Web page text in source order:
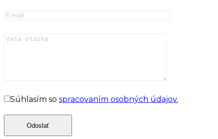
Súhlasím so spracovaním osobných údajov.